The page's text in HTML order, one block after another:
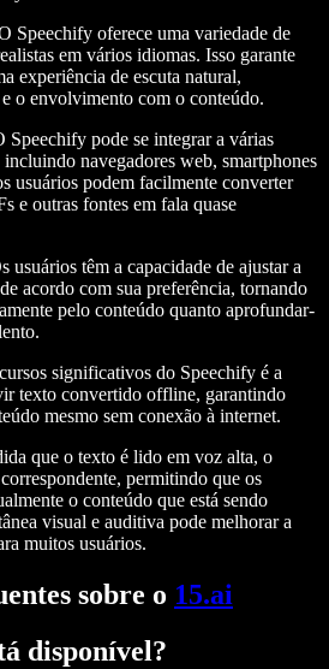
Speechify oferece uma variedade de
em vários idiomas. Isso garante
experiência de escuta natural,
o envolvimento com o conteúdo.
Speechify pode se integrar a várias
navegadores web, smartphones
usuários podem facilmente converter
e outras fontes em fala quase
usuários têm a capacidade de ajustar a
acordo com sua preferência, tornando
pelo conteúdo quanto aprofundar-
significativos do Speechify é a
texto convertido offline, garantindo
mesmo sem conexão à internet.
que o texto é lido em voz alta, o
permitindo que os
o conteúdo que está sendo
visual e auditiva pode melhorar a
muitos usuários.
sobre o 15.ai
disponível?